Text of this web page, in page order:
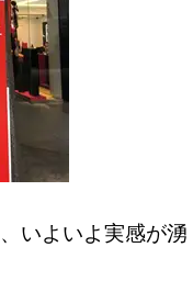
いよいよ実感が湧